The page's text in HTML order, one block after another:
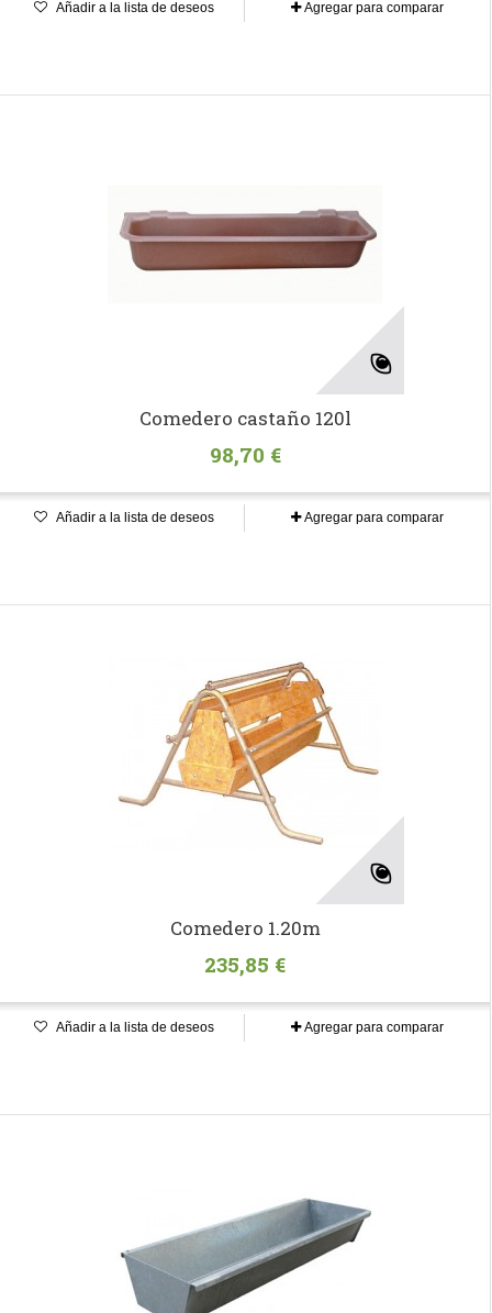
Añadir a la lista de deseos Agregar para comparar
Comedero castaño 120l
98,70 €
Añadir a la lista de deseos Agregar para comparar
Comedero 1.20m
235,85 €
Añadir a la lista de deseos Agregar para comparar